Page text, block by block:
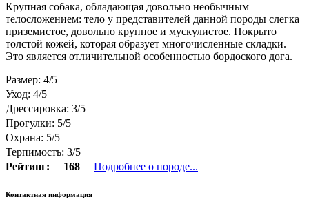
Крупная собака, обладающая довольно необычным
телосложением: тело у представителей данной породы слегка
приземистое, довольно крупное и мускулистое. Покрыто
толстой кожей, которая образует многочисленные складки.
Это является отличительной особенностью бордоского дога.
Размер: 4/5
Уход: 4/5
Дрессировка: 3/5
Прогулки: 5/5
Охрана: 5/5
Терпимость: 3/5
Рейтинг:
168 Подробнее о породе...
Контактная информация